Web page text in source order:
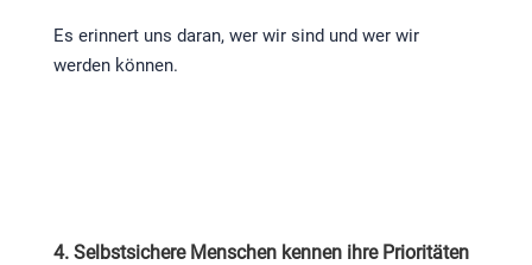
Es erinnert uns daran, wer wir sind und wer wir
werden können.
4. Selbstsichere Menschen kennen ihre Prioritäten